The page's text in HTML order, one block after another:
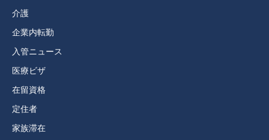
介護
企業内転勤
入管ニュース
医療ビザ
在留資格
定住者
家族滞在